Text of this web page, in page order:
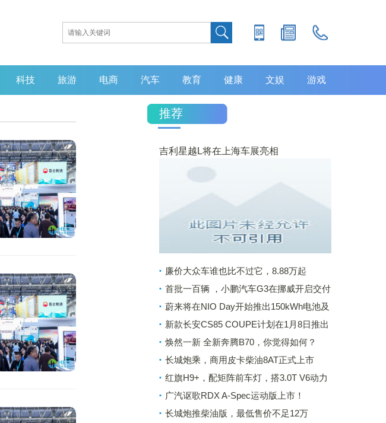
科技 旅游 电商 汽车 教育 健康 文娱 游戏
推荐
吉利星越L将在上海车展亮相
廉价大众车谁也比不过它，8.88万起
首批一百辆 ，小鹏汽车G3在挪威开启交付
了
蔚来将在NIO Day开始推出150kWh电池及
轿车
新款长安CS85 COUPE计划在1月8日推出
焕然一新 全新奔腾B70，你觉得如何？
长城炮乘，商用皮卡柴油8AT正式上市
红旗H9+，配矩阵前车灯，搭3.0T V6动力
广汽讴歌RDX A-Spec运动版上市！
长城炮推柴油版，最低售价不足12万